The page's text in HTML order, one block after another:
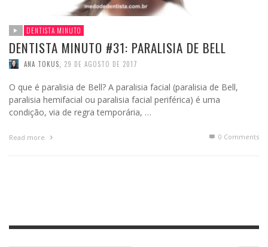
DENTISTA MINUTO
DENTISTA MINUTO #31: PARALISIA DE BELL
ANA TOKUS, 29 DE AGOSTO DE 2017
O que é paralisia de Bell? A paralisia facial (paralisia de Bell,
paralisia hemifacial ou paralisia facial periférica) é uma
condição, via de regra temporária, …
Read more 0 Comments